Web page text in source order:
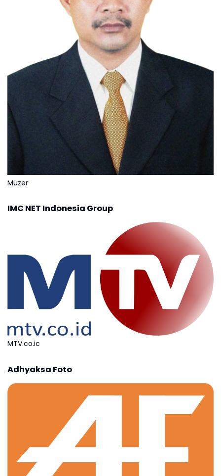
Muzer
IMC NET Indonesia Group
MTV.co.ic
Adhyaksa Foto